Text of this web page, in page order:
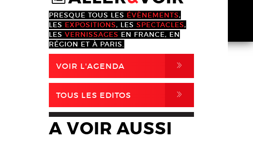
PRESQUE TOUS LES ÉVÈNEMENTS,
LES EXPOSITIONS, LES SPECTACLES,
LES VERNISSAGES EN FRANCE, EN
RÉGION ET À PARIS.
VOIR L'AGENDA ,
TOUS LES EDITOS ,
A VOIR AUSSI